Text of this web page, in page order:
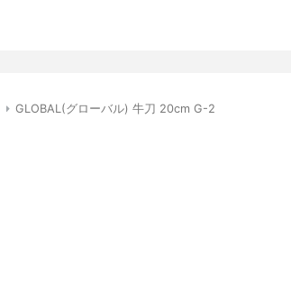
GLOBAL(グローバル) 牛刀 20cm G-2